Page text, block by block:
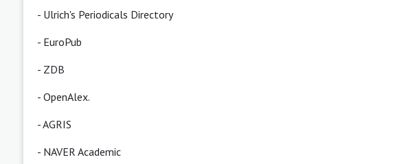
- Ulrich's Periodicals Directory
- EuroPub
- ZDB
- OpenAlex.
-AGRIS
- NAVER Academic